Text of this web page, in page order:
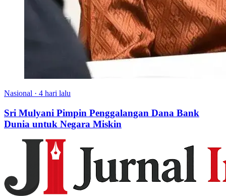
Nasional · 4 hari lalu
Sri Mulyani Pimpin Penggalangan Dana Bank
Dunia untuk Negara Miskin